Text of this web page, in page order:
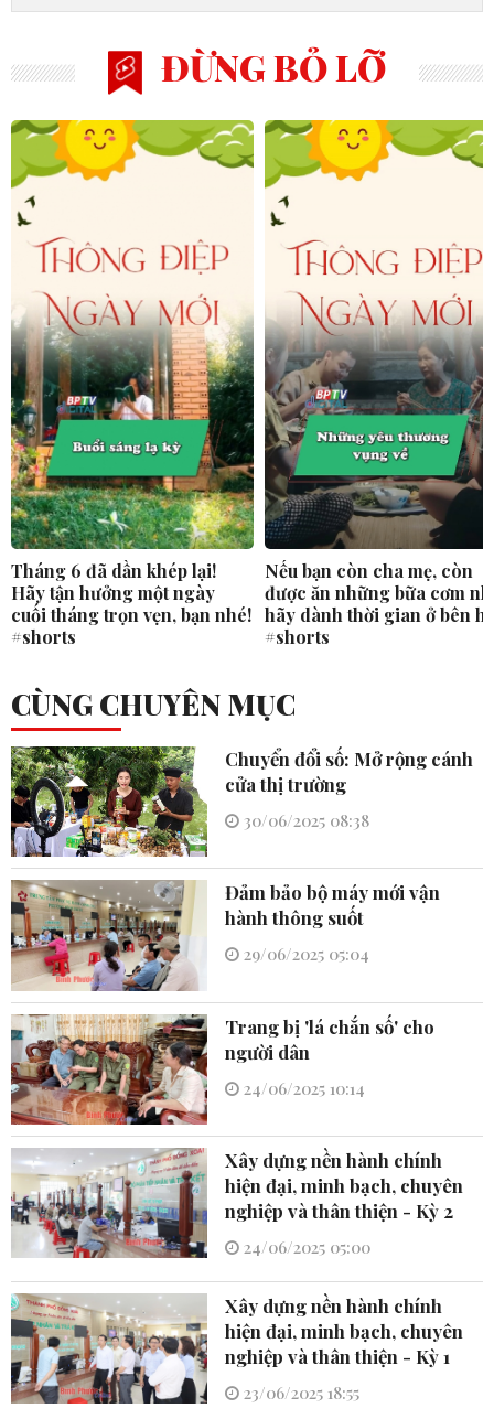
ĐỪNG BỎ LỠ
Tháng 6 đã dần khép lại!
Hãy tận hưởng một ngày
cuối tháng trọn vẹn, bạn nhé!
#shorts
Nếu bạn còn cha mẹ, còn
được ăn những bữa cơm
hãy dành thời gian ở bên
#shorts
CÙNG CHUYÊN MỤC
Chuyển đổi số: Mở rộng cánh
cửa thị trường
30/06/2025 08:38
Đảm bảo bộ máy mới vận
hành thông suốt
29/06/2025 05:04
Trang bị 'lá chắn số' cho
người dân
24/06/2025 10:14
Xây dựng nền hành chính
hiện đại, minh bạch, chuyên
nghiệp và thân thiện - Kỳ 2
24/06/2025 05:00
Xây dựng nền hành chính
hiện đại, minh bạch, chuyên
nghiệp và thân thiện - Kỳ 1
23/06/2025 18:55